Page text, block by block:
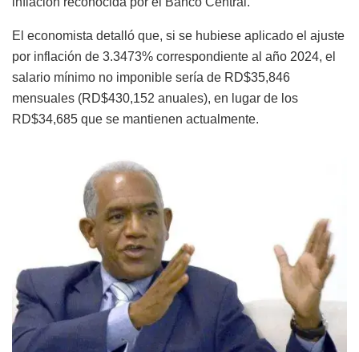
El economista detalló que, si se hubiese aplicado el ajuste
por inflación de 3.3473% correspondiente al año 2024, el
salario mínimo no imponible sería de RD$35,846
mensuales (RD$430,152 anuales), en lugar de los
RD$34,685 que se mantienen actualmente.